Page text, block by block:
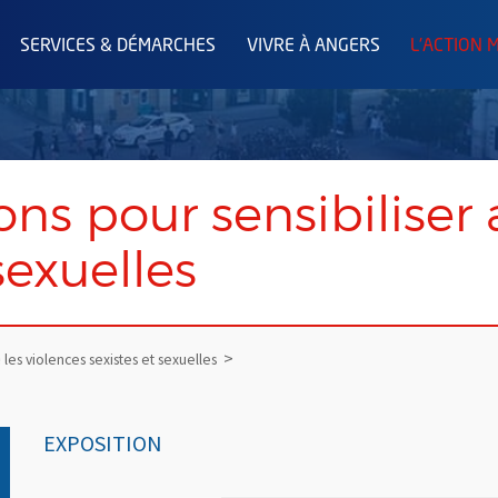
SERVICES & DÉMARCHES VIVRE À ANGERS L'ACTION
pour sensibiliser
les violences sexistes et sexuelles
EXPOSITION